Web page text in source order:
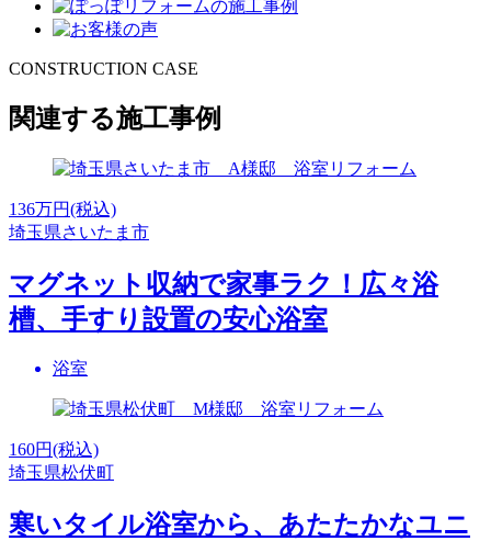
CONSTRUCTION CASE
関連する施工事例
136万円(税込)
埼玉県さいたま市
マグネット収納で家事ラク！広々浴
槽、手すり設置の安心浴室
浴室
160円(税込)
埼玉県松伏町
寒いタイル浴室から、あたたかなユニ